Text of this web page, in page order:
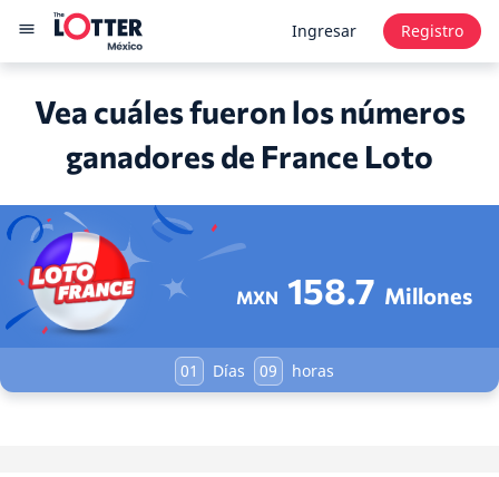
Ingresar Registro
Vea cuáles fueron los números
ganadores de France Loto
MXN 158.7 Millones
01 Días 09 horas